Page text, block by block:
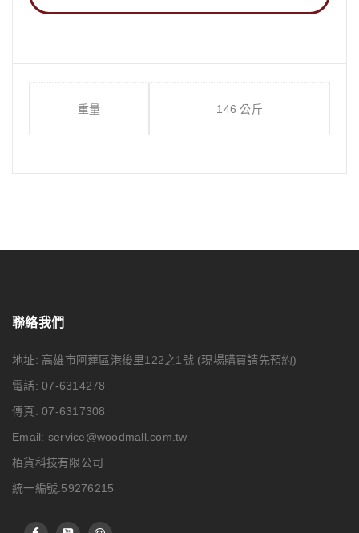
重量 146 公斤
聯絡我們
地址: 高雄市阿蓮區港後里122之1號 (現場購買請先預約)
電話: 07-6314278
傳真: 07-6317308
Email: service@woodmall.com.tw
栢貨科技有限公司
統一編號:59276215